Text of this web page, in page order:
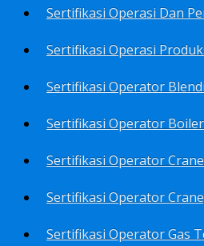
Sertifikasi Operasi
Sertifikasi Operator
Sertifikasi Operator Boiler
Sertifikasi Operator
Sertifikasi Operator Gas